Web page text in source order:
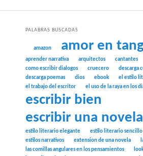
PALABRAS BUSCADAS
amazon amor en
aprender narrativa
arquitectos cantantes
como escribir dialogos
cruecero descarga
descarga poemas
dios ebook
el estilo
el trabajo del escritor
el uso de la raya en los
escribir bien
escribir una novela
estilo literario elegante estilo literario sencillo
estilos narrativos
extension de una novela
las comillas angulares en los pensamientos